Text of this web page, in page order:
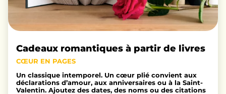
Cadeaux romantiques à partir de livres
CŒUR EN PAGES
Un classique intemporel. Un cœur plié convient aux
déclarations d’amour, aux anniversaires ou à la Saint-
Valentin. Ajoutez des dates, des noms ou des citations